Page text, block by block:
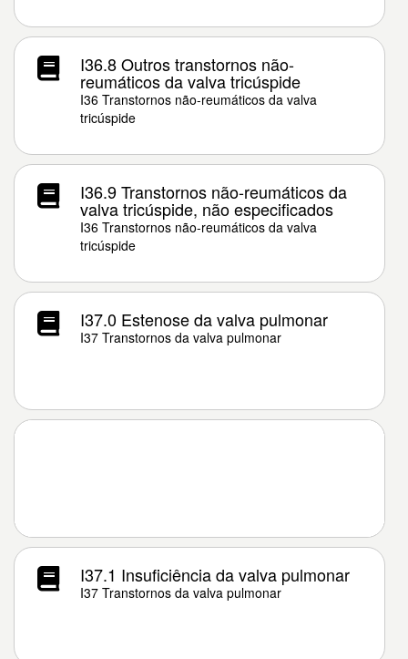
I36.8 Outros transtornos não-
reumáticos da valva tricúspide
I36 Transtornos não-reumáticos da valva
tricúspide
I36.9 Transtornos não-reumáticos da
valva tricúspide, não especificados
I36 Transtornos não-reumáticos da valva
tricúspide
I37.0 Estenose da valva pulmonar
I37 Transtornos da valva pulmonar
I37.1 Insuficiência da valva pulmonar
I37 Transtornos da valva pulmonar